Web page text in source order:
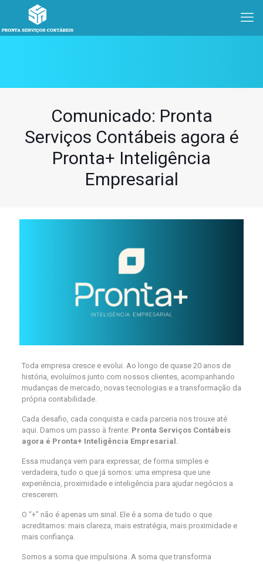
Comunicado: Pronta
Serviços Contábeis agora é
Pronta+ Inteligência
Empresarial
Toda empresa cresce e evolui. Ao longo de quase 20 anos de
história, evoluímos junto com nossos clientes, acompanhando
mudanças de mercado, novas tecnologias e a transformação da
própria contabilidade.
Cada desafio, cada conquista e cada parceria nos trouxe até
aqui. Damos um passo à frente: Pronta Serviços Contábeis
agora é Pronta+ Inteligência Empresarial.
Essa mudança vem para expressar, de forma simples e
verdadeira, tudo o que já somos: uma empresa que une
experiência, proximidade e inteligência para ajudar negócios a
crescerem.
O “+” não é apenas um sinal. Ele é a soma de tudo o que
acreditamos: mais clareza, mais estratégia, mais proximidade e
mais confiança.
Somos a soma que impulsiona. A soma que transforma